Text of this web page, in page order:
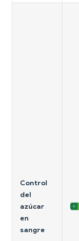
Control
del
azúcar
en
sangre